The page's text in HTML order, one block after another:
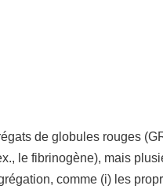
de globules rouges
le fibrinogène), mais
comme (i) les